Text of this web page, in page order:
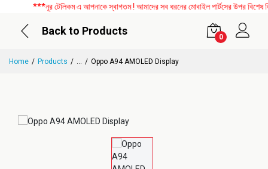
***নূর টেলিকম এ আপনাকে স্বাগতম ! আমাদের সব ধরনের মোবাইল পার্টসের উপর
Back to Products
0
Home Products ... Oppo A94 AMOLED Display